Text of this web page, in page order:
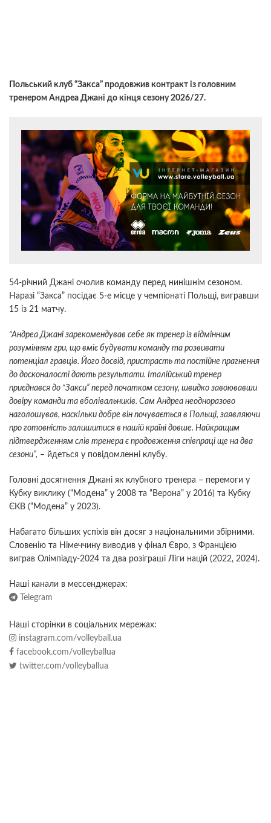
Польський клуб “Закса” продовжив контракт із головним
тренером Андреа Джані до кінця сезону 2026/27.
54-річний Джані очолив команду перед нинішнім сезоном.
Наразі “Закса” посідає 5-е місце у чемпіонаті Польщі, вигравши
15 із 21 матчу.
“Андреа Джані зарекомендував себе як тренер із відмінним
розумінням гри, що вміє будувати команду та розвивати
потенціал гравців. Його досвід, пристрасть та постійне прагнення
до досконалості дають результати. Італійський тренер
приєднався до “Закси” перед початком сезону, швидко завоювавши
довіру команди та вболівальників. Сам Андреа неодноразово
наголошував, наскільки добре він почувається в Польщі, заявляючи
про готовність залишитися в нашій країні довше. Найкращим
підтвердженням слів тренера є продовження співпраці ще на два
сезони”, – йдеться у повідомленні клубу.
Головні досягнення Джані як клубного тренера – перемоги у
Кубку виклику (“Модена” у 2008 та “Верона” у 2016) та Кубку
ЄКВ (“Модена” у 2023).
Набагато більших успіхів він досяг з національними збірними.
Словенію та Німеччину виводив у фінал Євро, з Францією
виграв Олімпіаду-2024 та два розіграші Ліги націй (2022, 2024).
Наші канали в мессенджерах:
Telegram
Наші сторінки в соціальних мережах:
instagram.com/volleyball.ua
facebook.com/volleyballua
twitter.com/volleyballua